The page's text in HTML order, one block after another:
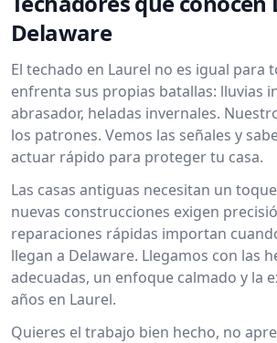
Delaware
El techado en Laurel no es igual para
enfrenta sus propias batallas: lluvias
abrasador, heladas invernales.
los patrones. Vemos las señales y
actuar rápido para proteger tu casa.
Las casas antiguas necesitan un
nuevas construcciones exigen
reparaciones rápidas importan
llegan a Delaware. Llegamos con las
adecuadas, un enfoque calmado y la
años en Laurel.
Quieres el trabajo bien hecho, no